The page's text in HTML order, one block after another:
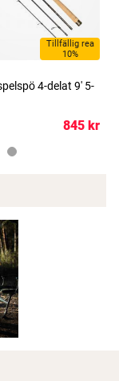
Tillfällig rea
10%
4-delat 9' 5-
845 kr